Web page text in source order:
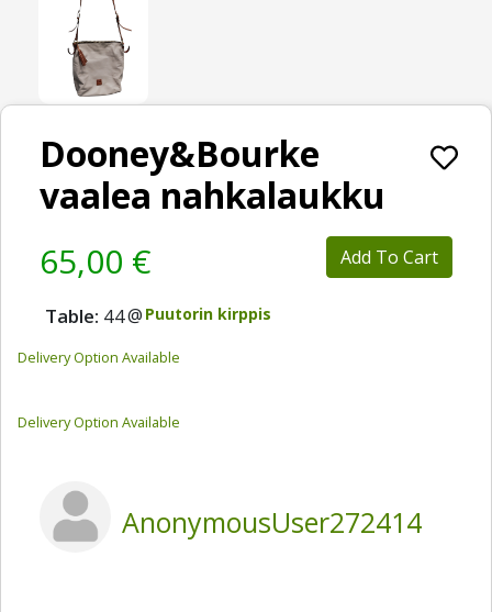
Dooney&Bourke
vaalea nahkalaukku
65,00 € Add To Cart
Table: 44@ Puutorin kirppis
Delivery Option Available
Delivery Option Available
AnonymousUser272414